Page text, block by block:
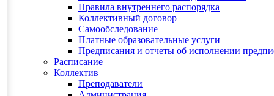
Правила внутреннего распорядка
Коллективный договор
Самообследование
Платные образовательные услуги
Предписания и отчеты об исполнении
Расписание
Коллектив
Преподаватели